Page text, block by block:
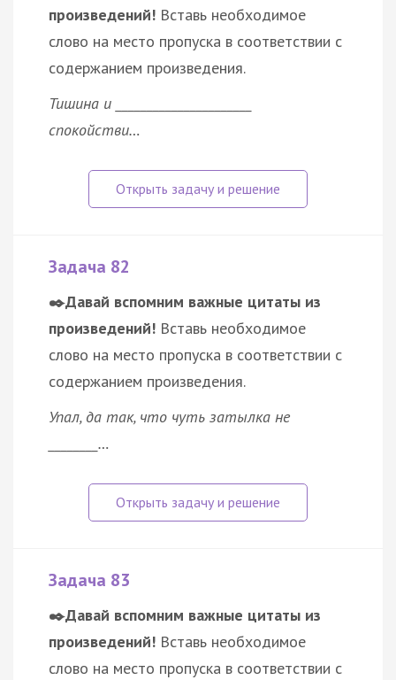
произведений! Вставь необходимое
слово на место пропуска в соответствии с
содержанием произведения.
Тишина и ______________________
спокойстви…
Задача 82
✒️Давай вспомним важные цитаты из
произведений! Вставь необходимое
слово на место пропуска в соответствии с
содержанием произведения.
Упал, да так, что чуть затылка не
________…
Задача 83
✒️Давай вспомним важные цитаты из
произведений! Вставь необходимое
слово на место пропуска в соответствии с